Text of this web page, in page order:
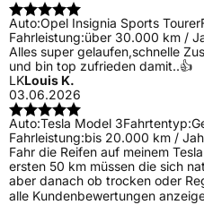
Auto:Opel Insignia Sports Tourer
Fahrleistung:über 30.000 km /
Alles super gelaufen,schnelle
und bin top zufrieden damit..👍
LKLouis K.
03.06.2026
Auto:Tesla Model 3Fahrtentyp:
Fahrleistung:bis 20.000 km /
Fahr die Reifen auf meinem
ersten 50 km müssen die sich
aber danach ob trocken oder
alle Kundenbewertungen